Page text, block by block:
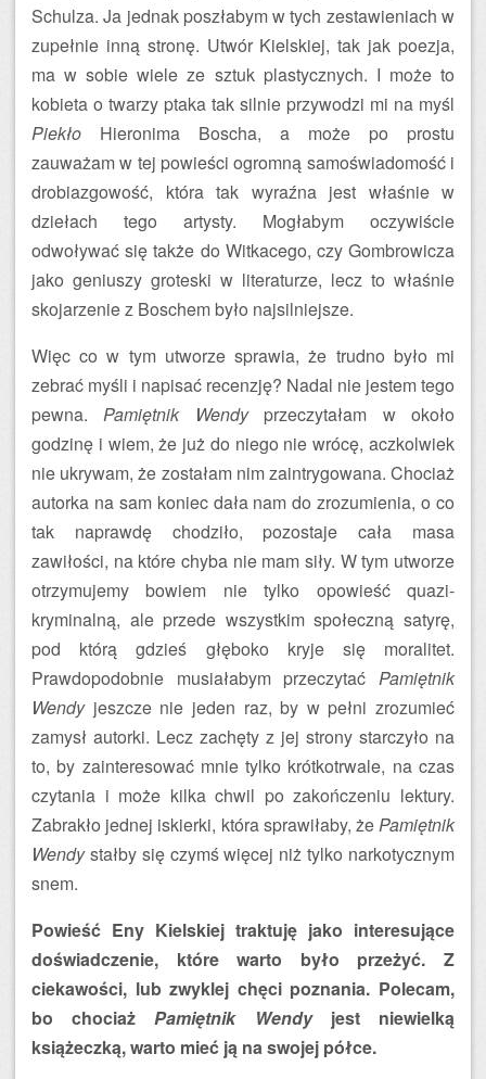
Schulza. Ja jednak poszłabym w tych zestawieniach w
zupełnie inną stronę. Utwór Kielskiej, tak jak poezja,
ma w sobie wiele ze sztuk plastycznych. I może to
kobieta o twarzy ptaka tak silnie przywodzi mi na myśl
Piekło Hieronima Boscha, a może po prostu
zauważam w tej powieści ogromną samoświadomość i
drobiazgowość, która tak wyraźna jest właśnie w
dziełach tego artysty. Mogłabym oczywiście
odwoływać się także do Witkacego, czy Gombrowicza
jako geniuszy groteski w literaturze, lecz to właśnie
skojarzenie z Boschem było najsilniejsze.
Więc co w tym utworze sprawia, że trudno było mi
zebrać myśli i napisać recenzję? Nadal nie jestem tego
pewna.Pamiętnik Wendyprzeczytałam w około
godzinę i wiem, że już do niego nie wrócę, aczkolwiek
nie ukrywam, że zostałam nim zaintrygowana. Chociaż
autorka na sam koniec dała nam do zrozumienia, o co
tak naprawdę chodziło, pozostaje cała masa
zawiłości, na które chyba nie mam siły. W tym utworze
otrzymujemy bowiem nie tylko opowieść quazi-
kryminalną, ale przede wszystkim społeczną satyrę,
pod którą gdzieś głęboko kryje się moralitet.
Prawdopodobnie musiałabym przeczytać Pamiętnik
Wendyjeszcze nie jeden raz, by w pełni zrozumieć
zamysł autorki. Lecz zachęty z jej strony starczyło na
to, by zainteresować mnie tylko krótkotrwale, na czas
czytania i może kilka chwil po zakończeniu lektury.
Zabrakło jednej iskierki, która sprawiłaby, żePamiętnik
Wendystałby się czymś więcej niż tylko narkotycznym
snem.
Powieść Eny Kielskiej traktuję jako interesujące
doświadczenie, które warto było przeżyć. Z
ciekawości, lub zwyklej chęci poznania. Polecam,
bo chociaż Pamiętnik Wendyjest niewielką
książeczką, warto mieć ją na swojej półce.